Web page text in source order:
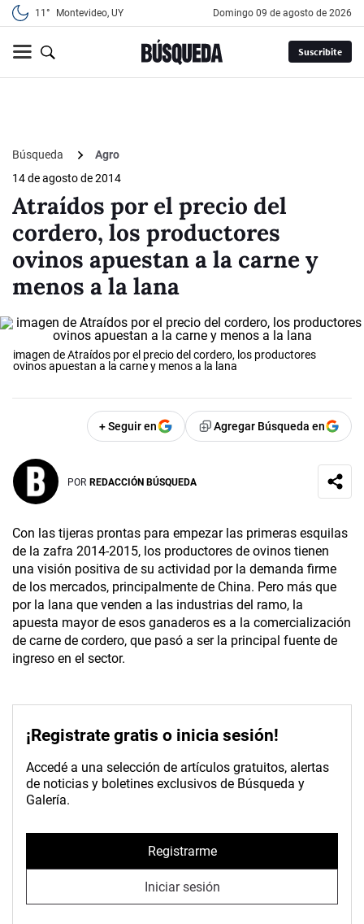
11° Montevideo, UY domingo 09 de agosto de 2026
Suscribite
Búsqueda
Agro
14 de agosto de 2014
Atraídos por el precio del
cordero, los productores
ovinos apuestan a la carne y
menos a la lana
imagen de Atraídos por el precio del cordero, los productores
ovinos apuestan a la carne y menos a la lana
+ Seguir en Agregar Búsqueda en
POR REDACCIÓN BÚSQUEDA
Con las tijeras prontas para empezar las primeras esquilas
de la zafra 2014-2015, los productores de ovinos tienen
una visión positiva de su actividad por la demanda firme
de los mercados, principalmente de China. Pero más que
por la lana que venden a las industrias del ramo, la
apuesta mayor de esos ganaderos es a la comercialización
de carne de cordero, que pasó a ser la principal fuente de
ingreso en el sector.
¡Registrate gratis o inicia sesión!
Accedé a una selección de artículos gratuitos, alertas
de noticias y boletines exclusivos de Búsqueda y
Galería.
Registrarme
Iniciar sesión